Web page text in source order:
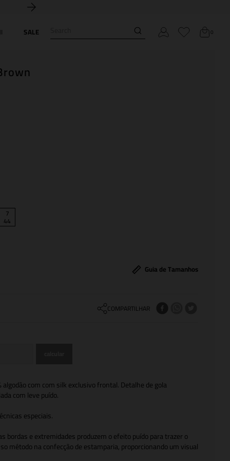
SALE 0
7
44
Guia de Tamanhos
COMPARTILHAR
com com silk exclusivo frontal. Detalhe de gola
com leve puído.
especiais.
bordas e extremidades produzem o efeito puído para trazer o
método na confecção de estamparia, proporcionando um visual